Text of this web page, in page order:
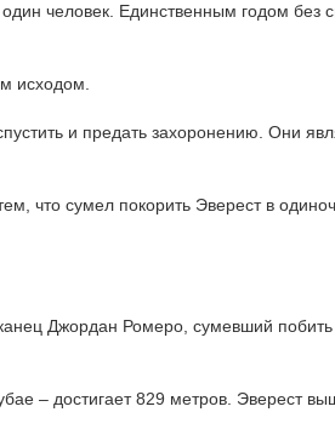
человек. Единственным годом без
исходом.
и предать захоронению. Они
что сумел покорить Эверест в
Джордан Ромеро, сумевший побить
– достигает 829 метров. Эверест